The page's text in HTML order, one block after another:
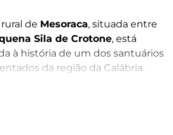
de Mesoraca, situada entre
Sila de Crotone, está
à história de um dos santuários
da região da Calábria.